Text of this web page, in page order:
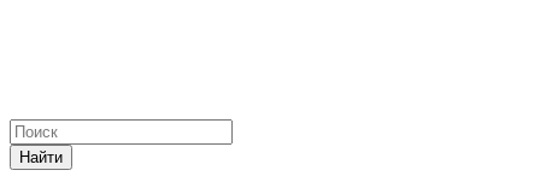
Найти